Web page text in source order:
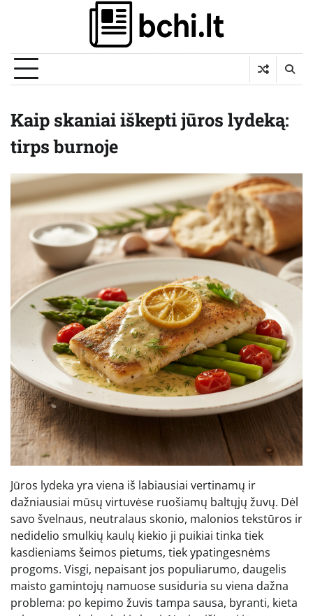
Kaip skaniai iškepti jūros lydeką:
tirps burnoje
Jūros lydeka yra viena iš labiausiai vertinamų ir
dažniausiai mūsų virtuvėse ruošiamų baltųjų žuvų. Dėl
savo švelnaus, neutralaus skonio, malonios tekstūros ir
nedidelio smulkių kaulų kiekio ji puikiai tinka tiek
kasdieniams šeimos pietums, tiek ypatingesnėms
progoms. Visgi, nepaisant jos populiarumo, daugelis
maisto gamintojų namuose susiduria su viena dažna
problema: po kepimo žuvis tampa sausa, byranti, kieta